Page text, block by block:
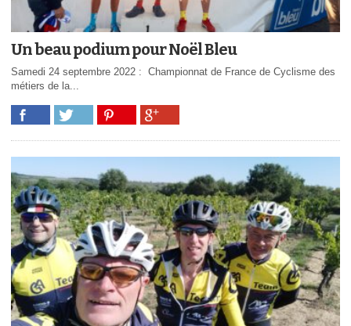
Un beau podium pour Noël Bleu
Samedi 24 septembre 2022 : Championnat de France de Cyclisme des
métiers de la...